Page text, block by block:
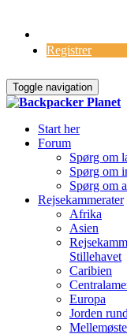
Registrer
Toggle navigation
Start her
Forum
Spørg om
Spørg om
Spørg om
Rejsekammerater
Afrika
Asien
Stillehavet
Caribien
Europa
Jorden